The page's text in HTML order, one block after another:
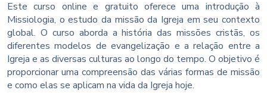
Este curso online e gratuito oferece uma introdução à
Missiologia, o estudo da missão da Igreja em seu contexto
global. O curso aborda a história das missões cristãs, os
diferentes modelos de evangelização e a relação entre a
Igreja e as diversas culturas ao longo do tempo. O objetivo é
proporcionar uma compreensão das várias formas de missão
e como elas se aplicam na vida da Igreja hoje.